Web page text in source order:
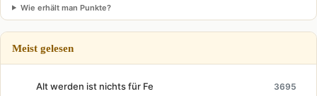
Wie erhält man Punkte?
Meist gelesen
Alt werden ist nichts für Fe 3695